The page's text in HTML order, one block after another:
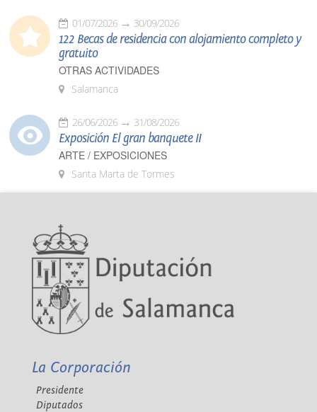
01/07/2026 30/09/2026
122 Becas de residencia con alojamiento completo y
gratuito
OTRAS ACTIVIDADES
Salamanca
26/06/2026 31/08/2026
Exposición El gran banquete II
ARTE / EXPOSICIONES
Santa Marta de Tormes
La Corporación
Presidente
Diputados